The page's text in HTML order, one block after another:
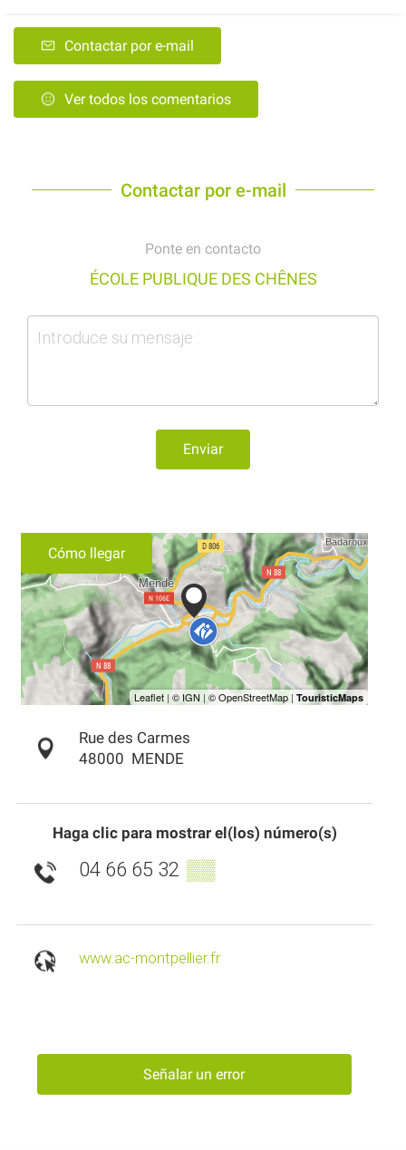
Contactar por e-mail
Ver todos los comentarios
Contactar por e-mail
Ponte en contacto
ÉCOLE PUBLIQUE DES CHÊNES
Enviar
Cómo llegar
Rue des Carmes
48000 MENDE
Haga clic para mostrar el(los) número(s)
04 66 65 32 ▒▒
www.ac-montpellier.fr
Señalar un error